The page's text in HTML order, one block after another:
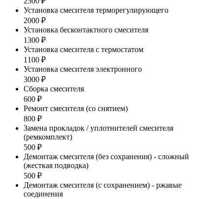
Установка смесителя терморегулирующего
2000 ₽
Установка бесконтактного смесителя
1300 ₽
Установка смесителя с термостатом
1100 ₽
Установка смесителя электронного
3000 ₽
Сборка смесителя
600 ₽
Ремонт смесителя (со снятием)
800 ₽
Замена прокладок / уплотнителей смесителя
(ремкомплект)
500 ₽
Демонтаж смесителя (без сохранения) - сложный
(жесткая подводка)
500 ₽
Демонтаж смесителя (с сохранением) - ржавые
соединения